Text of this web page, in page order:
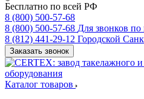
Бесплатно по всей РФ
8 (800) 500-57-68
8 (800) 500-57-68 Для звонков по
8 (812) 441-29-12 Городской
Заказать звонок
Каталог товаров